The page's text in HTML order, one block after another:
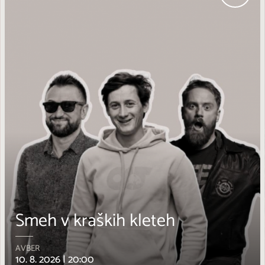
dan
10:00 – 23:00
Teran v
ŠTANJEL
12. 8. 2026 | 19:00